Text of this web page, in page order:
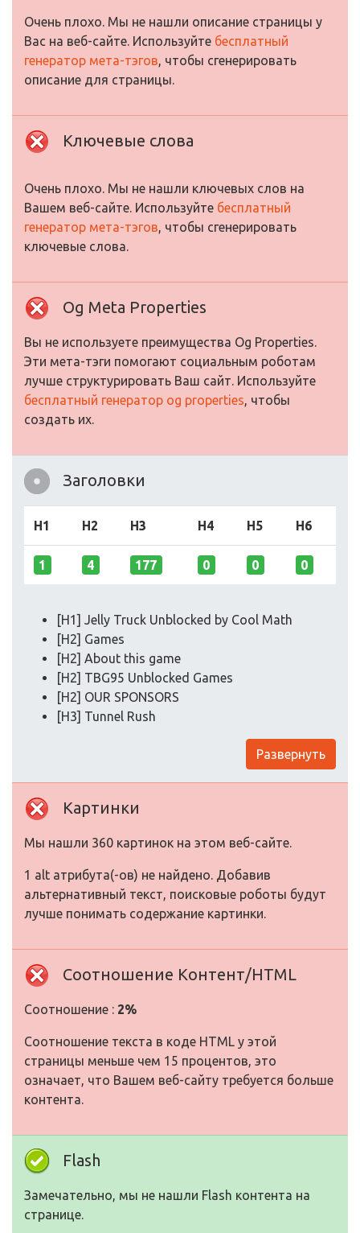
Очень плохо. Мы не нашли описание страницы у
Вас на веб-сайте. Используйте бесплатный
генератор мета-тэгов, чтобы сгенерировать
описание для страницы.
Ключевые слова
Очень плохо. Мы не нашли ключевых слов на
Вашем веб-сайте. Используйте бесплатный
генератор мета-тэгов, чтобы сгенерировать
ключевые слова.
Og Meta Properties
Вы не используете преимущества Og Properties.
Эти мета-тэги помогают социальным роботам
лучше структурировать Ваш сайт. Используйте
бесплатный генератор og properties, чтобы
создать их.
Заголовки
H1 H2 H3 H4 H5 H6
1 4 177 0 0 0
[H1] Jelly Truck Unblocked by Cool Math
[H2] Games
[H2] About this game
[H2] TBG95 Unblocked Games
[H2] OUR SPONSORS
[H3] Tunnel Rush
Развернуть
Картинки
Мы нашли 360 картинок на этом веб-сайте.
1 alt атрибута(-ов) не найдено. Добавив
альтернативный текст, поисковые роботы будут
лучше понимать содержание картинки.
Соотношение Контент/HTML
Соотношение : 2%
Соотношение текста в коде HTML у этой
страницы меньше чем 15 процентов, это
означает, что Вашем веб-сайту требуется больше
контента.
Flash
Замечательно, мы не нашли Flash контента на
странице.